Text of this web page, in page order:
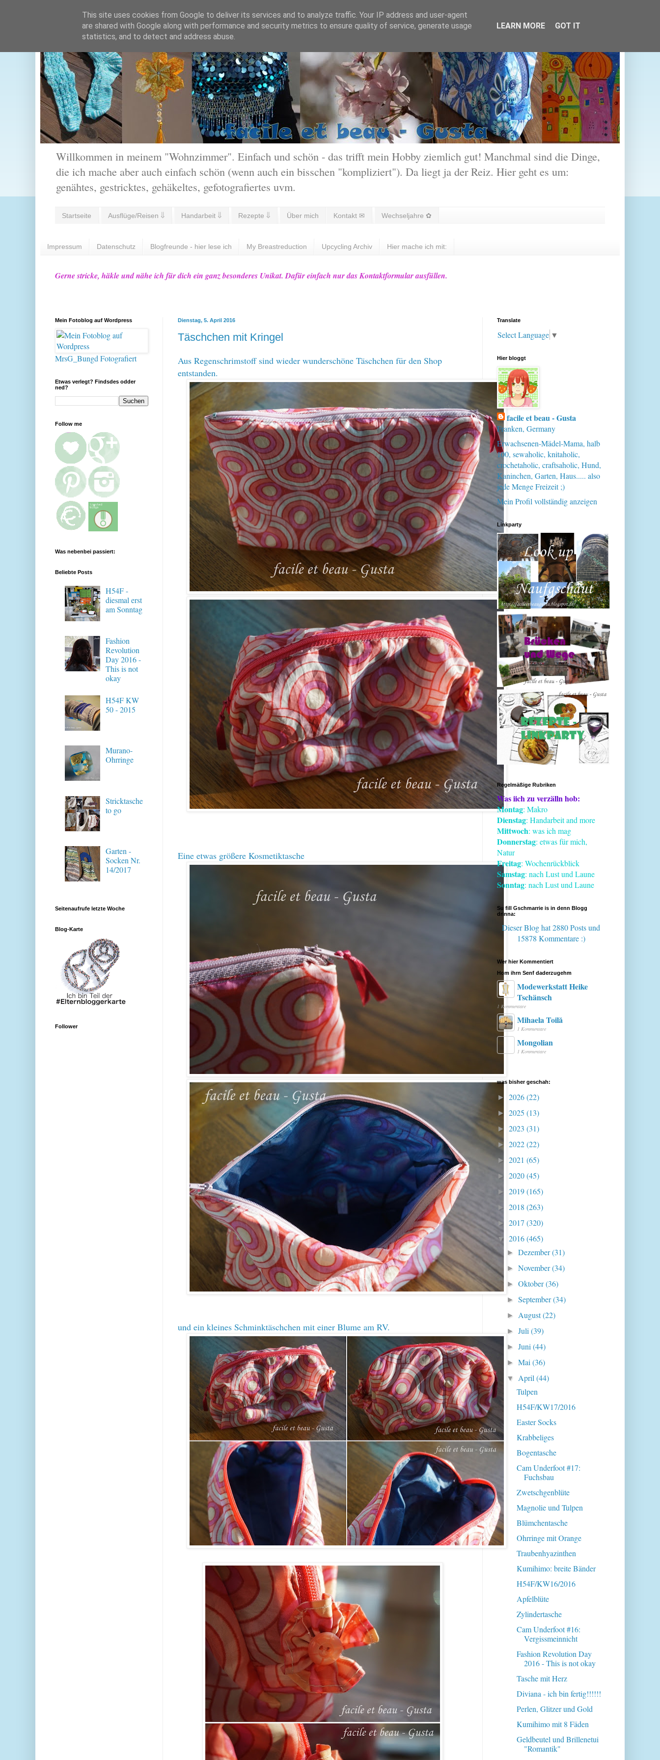
Willkommen in meinem "Wohnzimmer". Einfach und schön - das trifft mein Hobby ziemlich gut! Manchmal sind die Dinge,
die ich mache aber auch einfach schön (wenn auch ein bisschen "kompliziert"). Da liegt ja der Reiz. Hier geht es um:
genähtes, gestricktes, gehäkeltes, gefotografiertes uvm.
Startseite Ausflüge/Reisen ⇓ Handarbeit ⇓ Rezepte ⇓ Über mich Kontakt ✉ Wechseljahre ✿
Impressum Datenschutz Blogfreunde - hier lese ich My Breastreduction Upcycling Archiv Hier mache ich mit:
Gerne stricke, häkle und nähe ich für dich ein ganz besonderes Unikat. Dafür einfach nur das Kontaktformular ausfüllen.
Dienstag, 5. April 2016
Täschchen mit Kringel
Aus Regenschrimstoff sind wieder wunderschöne Täschchen für den Shop
entstanden.
Eine etwas größere Kosmetiktasche
und ein kleines Schminktäschchen mit einer Blume am RV.
Mein Fotoblog auf Wordpress
MrsG_Bungd Fotografiert
Etwas verlegt? Findsdes odder
ned?
Follow me
Was nebenbei passiert:
Beliebte Posts
H54F -
diesmal erst
am Sonntag
Fashion
Revolution
Day 2016 -
This is not
okay
H54F KW
50 - 2015
Murano-
Ohrringe
Stricktasche
to go
Garten -
Socken Nr.
14/2017
Seitenaufrufe letzte Woche
Blog-Karte
Follower
Translate
Select Language ▼
Hier bloggt
facile et beau - Gusta
Franken, Germany
Erwachsenen-Mädel-Mama, halb
100, sewaholic, knitaholic,
crochetaholic, craftsaholic, Hund,
Kaninchen, Garten, Haus..... also
jede Menge Freizeit ;)
Mein Profil vollständig anzeigen
Linkparty
Regelmäßige Rubriken
Was iich zu verzälln hob:
Montag: Makro
Dienstag: Handarbeit and more
Mittwoch: was ich mag
Donnerstag: etwas für mich,
Natur
Freitag: Wochenrückblick
Samstag: nach Lust und Laune
Sonntag: nach Lust und Laune
Su fill Gschmarrie is in denn Blogg
drinna:
Dieser Blog hat 2880 Postsund
15878 Kommentare :)
Wer hier Kommentiert
Hom ihrn Senf daderzugehm
Modewerkstatt Heike
Tschänsch
1 Kommentare
Mihaela Toilă
1 Kommentare
Mongolian
1 Kommentare
was bisher geschah:
► 2026(22)
► 2025 (13)
► 2023 (31)
► 2022(22)
► 2021 (65)
► 2020(45)
► 2019(165)
► 2018 (263)
► 2017 (320)
▼ 2016(465)
►Dezember(31)
►November(34)
►Oktober(36)
►September(34)
► August(22)
►Juli(39)
►Juni(44)
►Mai(36)
▼ April(44)
Tulpen
H54F/KW17/2016
Easter Socks
Krabbeliges
Bogentasche
Cam Underfoot #17:
Fuchsbau
Zwetschgenblüte
Magnolie und Tulpen
Blümchentasche
Ohrringe mit Orange
Traubenhyazinthen
Kumihimo: breite Bänder
H54F/KW16/2016
Apfelblüte
Zylindertasche
Cam Underfoot #16:
Vergissmeinnicht
Fashion Revolution Day
2016 - This is not okay
Tasche mit Herz
Diviana - ich bin fertig!!!!!!
Perlen, Glitzer und Gold
Kumihimo mit 8 Fäden
Geldbeutel und Brillenetui
"Romantik"
This site uses cookies from Google to deliver its services and to analyze traffic. Your IP address and user-agent
are shared with Google along with performance and security metrics to ensure quality of service, generate usage
statistics, and to detect and address abuse.
LEARN MORE GOT IT